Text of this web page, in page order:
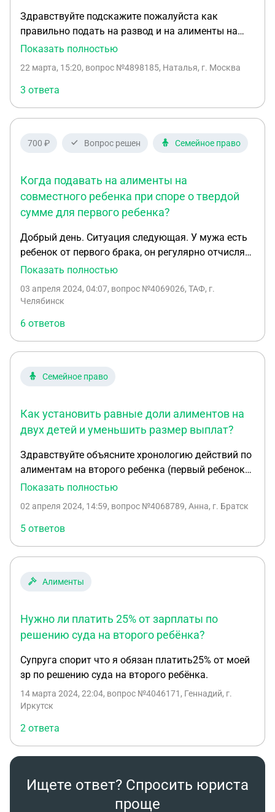
Здравствуйте подскажите пожалуйста как
правильно подать на развод и на алименты на
ребенка? Ситуация такая У мужа есть ребенок от
1/4 от зарплаты У нас с мужем появился ребенок
,в браке я подала на алименты и присудили 1/6
нашему общему первому ребенку Далее ребенку
от первого брака муж уменьшил алименты до 1/6
подать на развод и на алименты на второго
правильно мне подать заявление на развод и на
алименты на нашего общего ребенка и в какой
доле? Ребенок от первого брака 1/6 от
зп(уменьшили было 1/4) Первый наш общий
ребенок 1/6 от зп Второй общий наш ребенок
какая доля?
Показать полностью
22 марта, 15:20, вопрос №4898185, Наталья, г. Москва
3 ответа
700 ₽ Вопрос решен Семейное право
Когда подавать на алименты на
совместного ребенка при споре о твердой
сумме для первого ребенка?
Добрый день. Ситуация следующая. У мужа есть
ребенок от первого брака, он регулярно отчислял
алименты, порядка 10 000 руб, помимо этого
переводил деньги. Но гражданка решила, что
20 000 (и она и ребенок здоровы инвалидности
или не трудоспособности нет). Таких денег у нас к
сожалению нет, у нас с мужем есть совместный
ребенок. На данный момент решения суда ещё
или дождаться решения суда. И как решается
вопрос в похожих ситуациях? Какие варианты
Показать полностью
03 апреля 2024, 04:07, вопрос №4069026, ТАФ, г.
Челябинск
6 ответов
Семейное право
Как установить равные доли алиментов на
двух детей и уменьшить размер выплат?
Здравствуйте объясните хронологию действий по
алиментам на второго ребенка (первый ребенок
от первого брака получает 1/4 часть от зп) Как
каждому ребенку ? В суде сказали первый
ребенок от первого брака будет получать 1/4 а
второй ребенок 1/3 Это как так ? Если по закону
за двоих детей не более 33%?
Показать полностью
02 апреля 2024, 14:59, вопрос №4068789, Анна, г. Братск
5 ответов
Алименты
Нужно ли платить 25% от зарплаты по
решению суда на второго ребёнка?
Супруга спорит что я обязан платить25% от моей
зр по решению суда на второго ребёнка.
14 марта 2024, 22:04, вопрос №4046171, Геннадий, г.
Иркутск
2 ответа
Ищете ответ? Спросить юриста
проще